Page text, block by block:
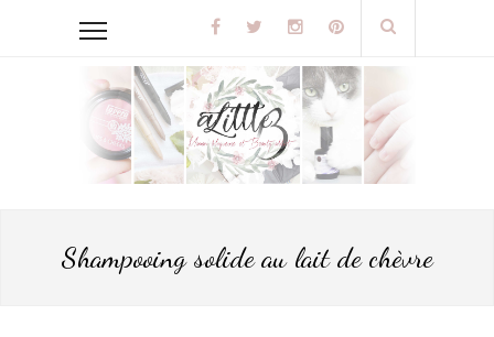
Shampooing solide au lait de chèvre